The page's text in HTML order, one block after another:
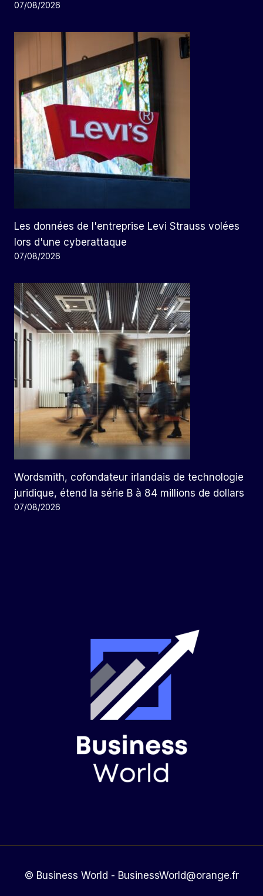
07/08/2026
Les données de l'entreprise Levi Strauss volées
lors d'une cyberattaque
07/08/2026
Wordsmith, cofondateur irlandais de technologie
juridique, étend la série B à 84 millions de dollars
07/08/2026
© Business World - BusinessWorld@orange.fr